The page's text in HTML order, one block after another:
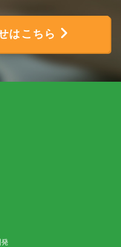
はこちら